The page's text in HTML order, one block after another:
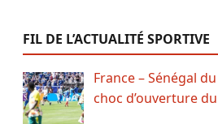
FIL DE L’ACTUALITÉ SPORTIVE
France – Sénégal
choc d’ouverture